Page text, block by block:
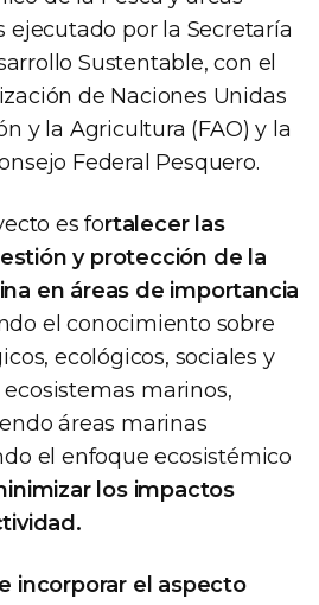
ejecutado por la Secretaría
Sustentable, con el
de Naciones Unidas
y la Agricultura (FAO) y la
Federal Pesquero.
es fortalecer las
y protección de la
en áreas de importancia
el conocimiento sobre
ecológicos, sociales y
marinos,
áreas marinas
el enfoque ecosistémico
los impactos
incorporar el aspecto